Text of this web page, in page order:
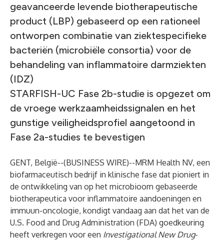
geavanceerde levende biotherapeutische
product (LBP) gebaseerd op een rationeel
ontworpen combinatie van ziektespecifieke
bacteriën (microbiële consortia) voor de
behandeling van inflammatoire darmziekten
(IDZ)
STARFISH-UC Fase 2b-studie is opgezet om
de vroege werkzaamheidssignalen en het
gunstige veiligheidsprofiel aangetoond in
Fase 2a-studies te bevestigen
GENT, België--(BUSINESS WIRE)--MRM Health NV, een
biofarmaceutisch bedrijf in klinische fase dat pioniert in
de ontwikkeling van op het microbioom gebaseerde
biotherapeutica voor inflammatoire aandoeningen en
immuun-oncologie, kondigt vandaag aan dat het van de
U.S. Food and Drug Administration (FDA) goedkeuring
heeft verkregen voor een Investigational New Drug-